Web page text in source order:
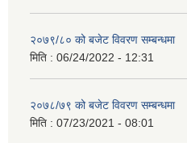
२०७९/८० को बजेट विवरण सम्बन्धमा
मिति : 06/24/2022 - 12:31
२०७८/७९ को बजेट विवरण सम्बन्धमा
मिति : 07/23/2021 - 08:01